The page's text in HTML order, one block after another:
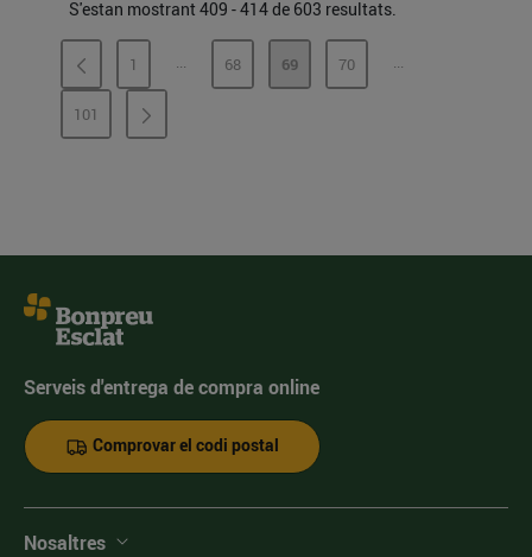
S'estan mostrant 409 - 414 de 603 resultats.
PÀGINA
1 ...PÀGINES INTERMÈDIES
PÀGINA
68 PÀGINA
69 PÀGINA
70 ...PÀGINES
PÀGINA
101
Serveis d'entrega de compra online
Comprovar el codi postal
Nosaltres